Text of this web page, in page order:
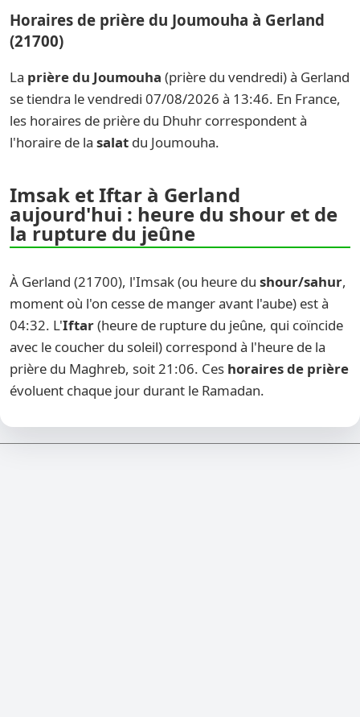
Horaires de prière du Joumouha à Gerland
(21700)
La prière du Joumouha (prière du vendredi) à Gerland
se tiendra le vendredi 07/08/2026 à 13:46. En France,
les horaires de prière du Dhuhr correspondent à
l'horaire de la salat du Joumouha.
Imsak et Iftar à Gerland
aujourd'hui : heure du shour et de
la rupture du jeûne
À Gerland (21700), l'Imsak (ou heure du shour/sahur,
moment où l'on cesse de manger avant l'aube) est à
04:32. L'Iftar(heure de rupture du jeûne, qui coïncide
avec le coucher du soleil) correspond à l'heure de la
prière du Maghreb, soit 21:06. Ces horaires de prière
évoluent chaque jour durant le Ramadan.